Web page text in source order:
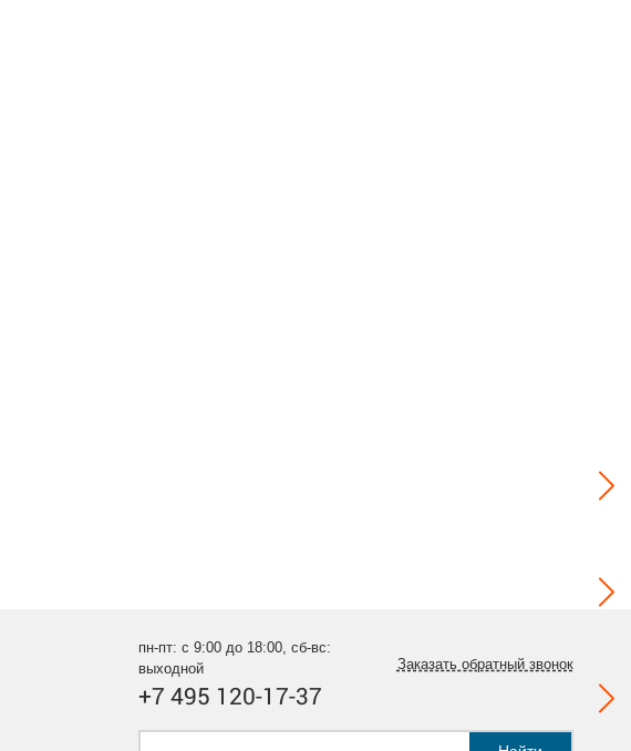
пн-пт: с 9:00 до 18:00, сб-вс:
выходной
+7 495 120-17-37
Заказать обратный звонок